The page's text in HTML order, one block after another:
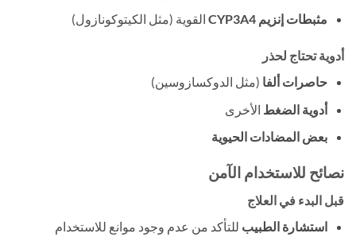
مثبطات إنزيم CYP3A4
​ القوية (مثل الكيتوكونازول)
أدوية تحتاج لحذر
حاصرات ألفا ​ (مثل الدوكسازوسين)
أدوية الضغط ​ الأخرى
بعض المضادات الحيوية
نصائح للاستخدام الآمن
قبل البدء في العلاج
استشارة الطبيب ​ للتأكد من عدم وجود موانع للاستخدام